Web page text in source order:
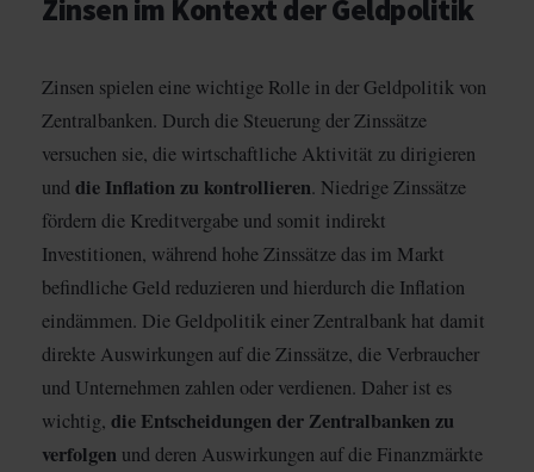
Zinsen im Kontext der Geldpolitik
Zinsen spielen eine wichtige Rolle in der Geldpolitik von
Zentralbanken. Durch die Steuerung der Zinssätze
versuchen sie, die wirtschaftliche Aktivität zu dirigieren
und die Inflation zu kontrollieren. Niedrige Zinssätze
fördern die Kreditvergabe und somit indirekt
Investitionen, während hohe Zinssätze das im Markt
befindliche Geld reduzieren und hierdurch die Inflation
eindämmen. Die Geldpolitik einer Zentralbank hat damit
direkte Auswirkungen auf die Zinssätze, die Verbraucher
und Unternehmen zahlen oder verdienen. Daher ist es
wichtig, die Entscheidungen der Zentralbanken zu
verfolgen und deren Auswirkungen auf die Finanzmärkte